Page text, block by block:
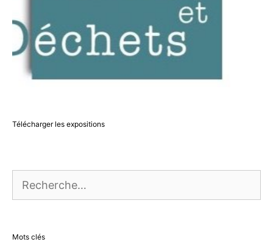
Télécharger les expositions
Mots clés